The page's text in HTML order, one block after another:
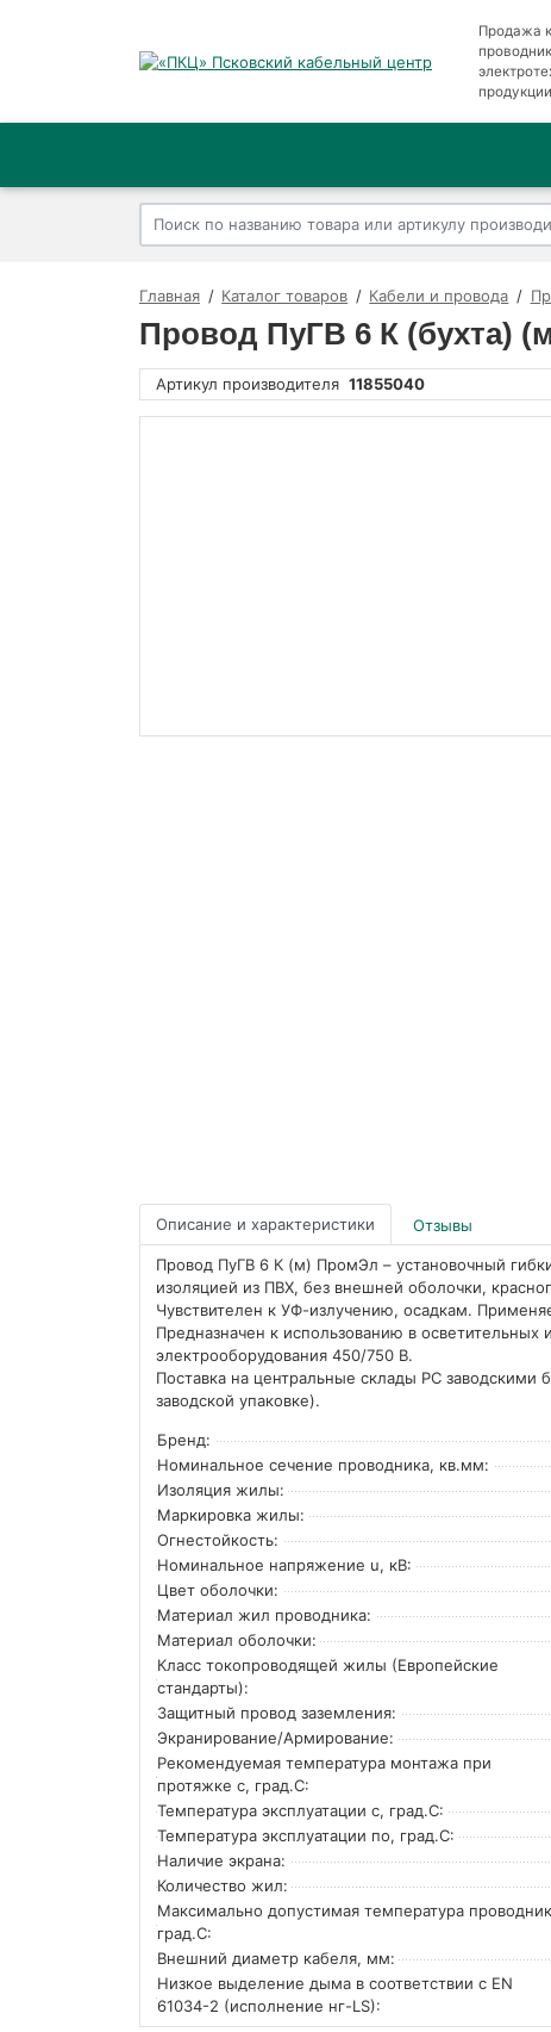
Продажа
продукции
Главная Каталог товаров Кабели и провода
Провод ПуГВ 6 К (бухта)
Артикул производителя 11855040
Описание и характеристики Отзывы
Провод ПуГВ 6 К (м) ПромЭл – установочный
изоляцией из ПВХ, без внешней оболочки,
Чувствителен к УФ-излучению, осадкам.
Предназначен к использованию в
электрооборудования 450/750 В.
Поставка на центральные склады РС заводскими
заводской упаковке).
Бренд:
Номинальное сечение проводника, кв.мм:
Изоляция жилы:
Маркировка жилы:
Огнестойкость:
Номинальное напряжение u, кВ:
Цвет оболочки:
Материал жил проводника:
Материал оболочки:
Класс токопроводящей жилы (Европейские
стандарты):
Защитный провод заземления:
Экранирование/Армирование:
Рекомендуемая температура монтажа при
протяжке с, град.C:
Температура эксплуатации с, град.C:
Температура эксплуатации по, град.C:
Наличие экрана:
Количество жил:
Максимально допустимая температура
град.C:
Внешний диаметр кабеля, мм:
Низкое выделение дыма в соответствии с EN
61034-2 (исполнение нг-LS):